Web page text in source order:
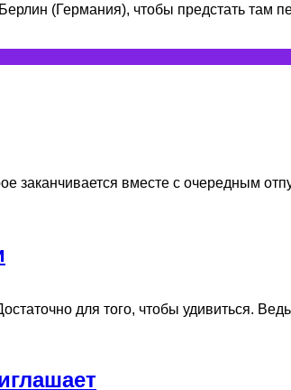
(Германия), чтобы предстать там
заканчивается вместе с очередным
для того, чтобы удивиться.